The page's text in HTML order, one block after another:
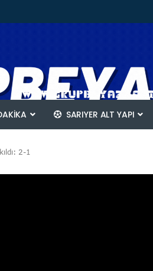
SARIYER ALT YAPI
2-1